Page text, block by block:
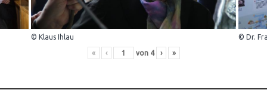
© Klaus Ihlau © Dr.
« ‹ von 4 › »